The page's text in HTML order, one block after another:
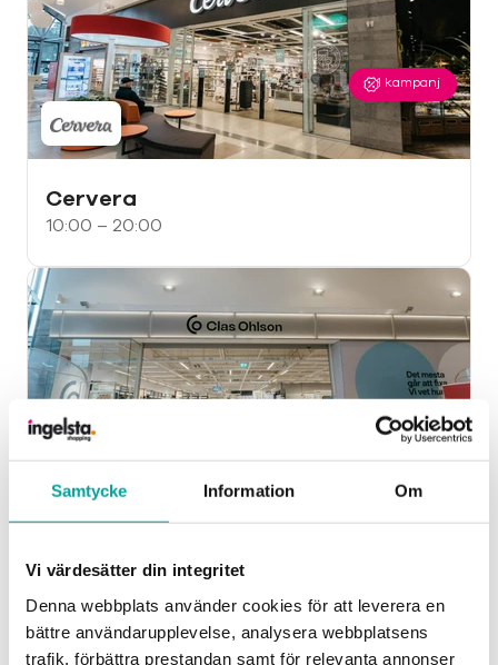
Samtycke Information Om
Vi värdesätter din integritet
Denna webbplats använder cookies för att leverera en
bättre användarupplevelse, analysera webbplatsens
trafik, förbättra prestandan samt för relevanta annonser
1 kampanj
Cervera
10:00 – 20:00
Clas Ohlson